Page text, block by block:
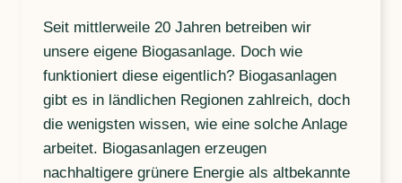
Seit mittlerweile 20 Jahren betreiben wir
unsere eigene Biogasanlage. Doch wie
funktioniert diese eigentlich? Biogasanlagen
gibt es in ländlichen Regionen zahlreich, doch
die wenigsten wissen, wie eine solche Anlage
arbeitet. Biogasanlagen erzeugen
nachhaltigere grünere Energie als altbekannte